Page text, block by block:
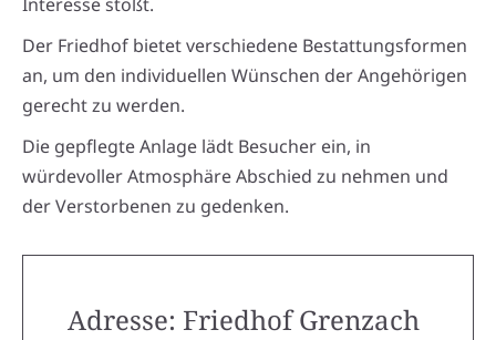
Der Friedhof bietet verschiedene Bestattungsformen
an, um den individuellen Wünschen der Angehörigen
gerecht zu werden.
Die gepflegte Anlage lädt Besucher ein, in
würdevoller Atmosphäre Abschied zu nehmen und
der Verstorbenen zu gedenken.
Adresse: Friedhof Grenzach